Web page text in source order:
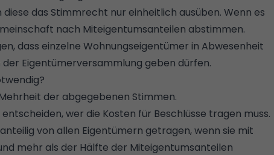
das Stimmrecht nur einheitlich ausüben. Wenn es
nach Miteigentumsanteilen abstimmen.
dass einzelne Wohnungseigentümer in Abwesenheit
Eigentümerversammlung geben dürfen.
der abgegebenen Stimmen.
wer die Kosten für Beschlüsse tragen muss.
von allen Eigentümern getragen, wenn sie mit
mehr als der Hälfte der Miteigentumsanteilen